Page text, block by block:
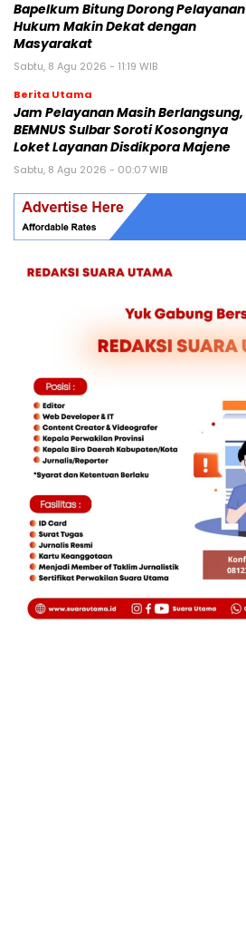
Bapelkum Bitung Dorong Pelayanan
Hukum Makin Dekat dengan
Masyarakat
Sabtu, 8 Agu 2026 - 11:19 WIB
Berita Utama
Jam Pelayanan Masih Berlangsung,
BEMNUS Sulbar Soroti Kosongnya
Loket Layanan Disdikpora Majene
Sabtu, 8 Agu 2026 - 00:07 WIB